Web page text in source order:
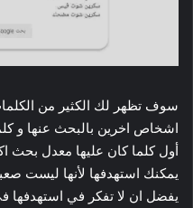
سوف تظهر لك الكثير من
اشخاص اخرين بالبحث عنها و
أول كلما كان عليها معدل بحث
يمكنك استهدفها لأنها ليست
يفضل ان لا تفكر في استهدفها